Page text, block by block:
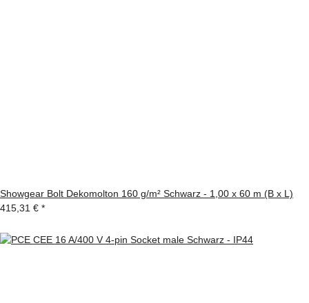
Showgear Bolt Dekomolton 160 g/m² Schwarz - 1,00 x 60 m (B x L)
415,31 € *